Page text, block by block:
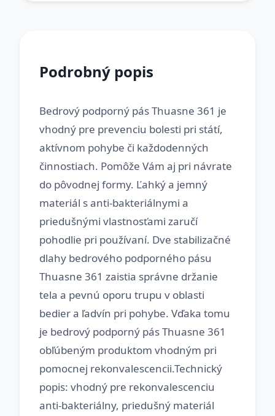
Podrobný popis
Bedrový podporný pás Thuasne 361 je
vhodný pre prevenciu bolesti pri státí,
aktívnom pohybe či každodenných
činnostiach. Pomôže Vám aj pri návrate
do pôvodnej formy. Ľahký a jemný
materiál s anti-bakteriálnymi a
priedušnými vlastnosťami zaručí
pohodlie pri používaní. Dve stabilizačné
dlahy bedrového podporného pásu
Thuasne 361 zaistia správne držanie
tela a pevnú oporu trupu v oblasti
bedier a ľadvín pri pohybe. Vďaka tomu
je bedrový podporný pás Thuasne 361
obľúbeným produktom vhodným pri
pomocnej rekonvalescencii.Technický
popis: vhodný pre rekonvalescenciu
anti-bakteriálny, priedušný materiál